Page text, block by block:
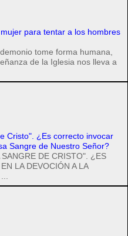
para tentar a los hombres
tome forma humana,
de la Iglesia nos lleva a
Cristo". ¿Es correcto invocar
Sangre de Nuestro Señor?
DE CRISTO". ¿ES
LA DEVOCIÓN A LA